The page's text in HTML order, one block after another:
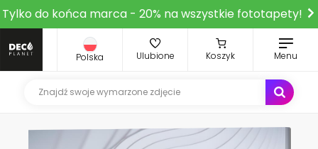
Tylko do końca marca - 20% na wszystkie fototapety!
Polska Ulubione Koszyk Menu